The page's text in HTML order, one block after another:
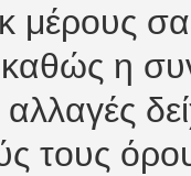
μέρους
η
αλλαγές
τους